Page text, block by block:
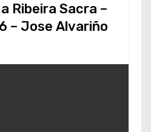
Ribeira Sacra –
– Jose Alvariño